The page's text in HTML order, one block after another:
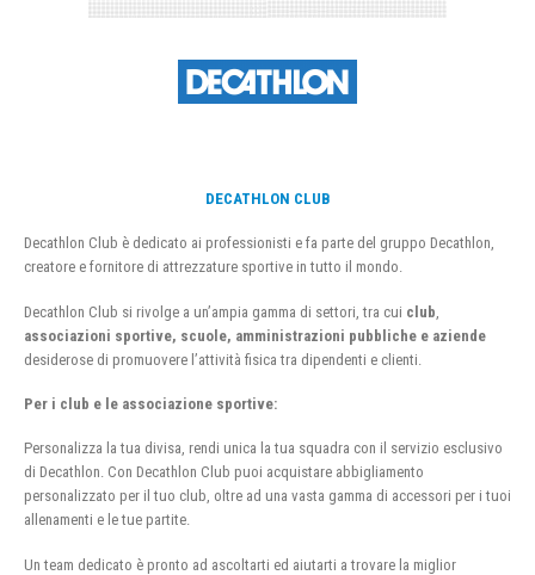
DECATHLON CLUB
Decathlon Club è dedicato ai professionisti e fa parte del gruppo Decathlon,
creatore e fornitore di attrezzature sportive in tutto il mondo.
Decathlon Club si rivolge a un’ampia gamma di settori, tra cui club
associazioni sportive, scuole, amministrazioni pubbliche e aziende
desiderose di promuovere l’attività fisica tra dipendenti e clienti.
Per i club e le associazione sportive:
Personalizza la tua divisa, rendi unica la tua squadra con il servizio esclusivo
di Decathlon. Con Decathlon Club puoi acquistare abbigliamento
personalizzato per il tuo club, oltre ad una vasta gamma di accessori per i tuoi
allenamenti e le tue partite.
Un team dedicato è pronto ad ascoltarti ed aiutarti a trovare la miglior